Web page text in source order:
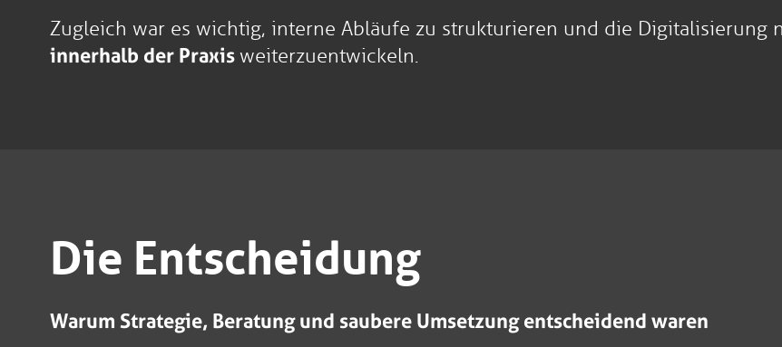
Zugleich war es wichtig, interne Abläufe zu strukturieren und die Digitalisierung
innerhalb der Praxisweiterzuentwickeln.
Die Entscheidung
Warum Strategie, Beratung und saubere Umsetzung entscheidend waren